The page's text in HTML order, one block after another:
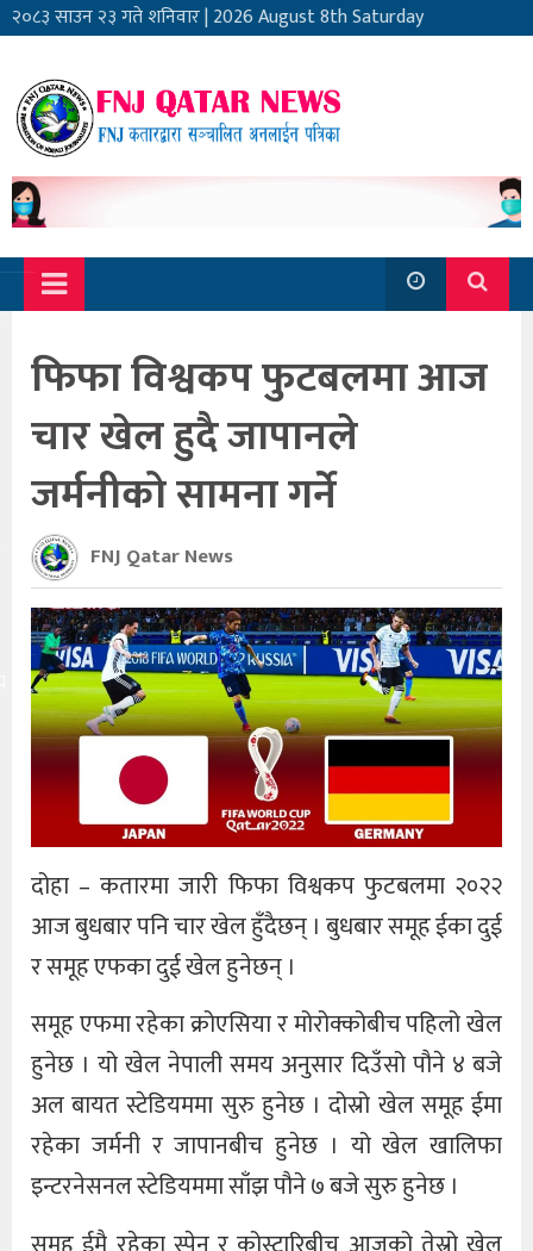
२०८३ साउन २३ गते शनिवार|2026 August 8th Saturday
फिफा विश्वकप फुटबलमा आज
चार खेल हुदै जापानले
जर्मनीको सामना गर्ने
FNJ Qatar News
दोहा – कतारमा जारी फिफा विश्वकप फुटबलमा २०२२
आज बुधबार पनि चार खेल हुँदैछन् । बुधबार समूह ईका दुई
र समूह एफका दुई खेल हुनेछन् ।
समूह एफमा रहेका क्रोएसिया र मोरोक्कोबीच पहिलो खेल
हुनेछ । यो खेल नेपाली समय अनुसार दिउँसो पौने ४ बजे
अल बायत स्टेडियममा सुरु हुनेछ । दोस्रो खेल समूह ईमा
रहेका जर्मनी र जापानबीच हुनेछ । यो खेल खालिफा
इन्टरनेसनल स्टेडियममा साँझ पौने ७ बजे सुरु हुनेछ ।